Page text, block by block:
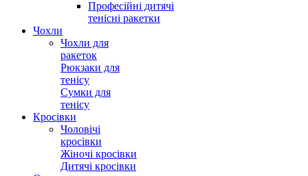
Професійні дитячі
тенісні ракетки
Чохли
Чохли для
ракеток
Рюкзаки для
тенісу
Сумки для
тенісу
Кросівки
Чоловічі
кросівки
Жіночі кросівки
Дитячі кросівки